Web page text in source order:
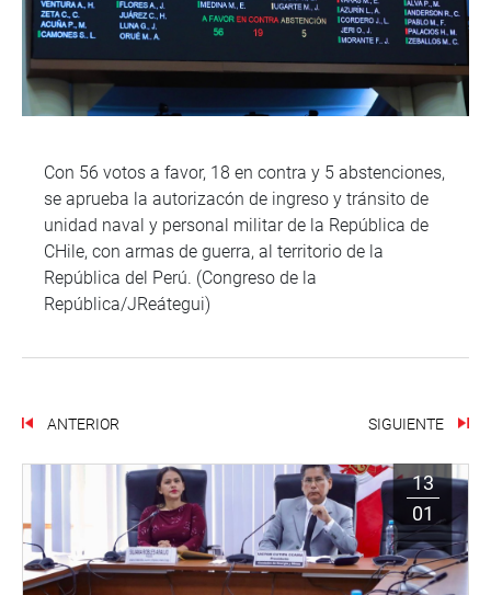
Con 56 votos a favor, 18 en contra y 5 abstenciones,
se aprueba la autorizacón de ingreso y tránsito de
unidad naval y personal militar de la República de
CHile, con armas de guerra, al territorio de la
República del Perú. (Congreso de la
República/JReátegui)
ANTERIOR SIGUIENTE
13
01